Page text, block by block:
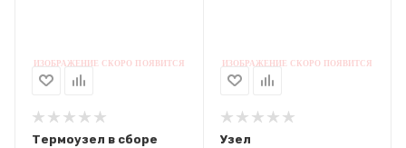
Термоузел в сборе
Узел